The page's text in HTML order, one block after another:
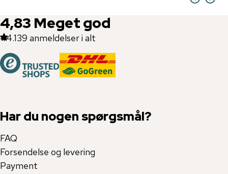
4,83 Meget god
44.139 anmeldelser i alt
Har du nogen spørgsmål?
FAQ
Forsendelse og levering
Payment